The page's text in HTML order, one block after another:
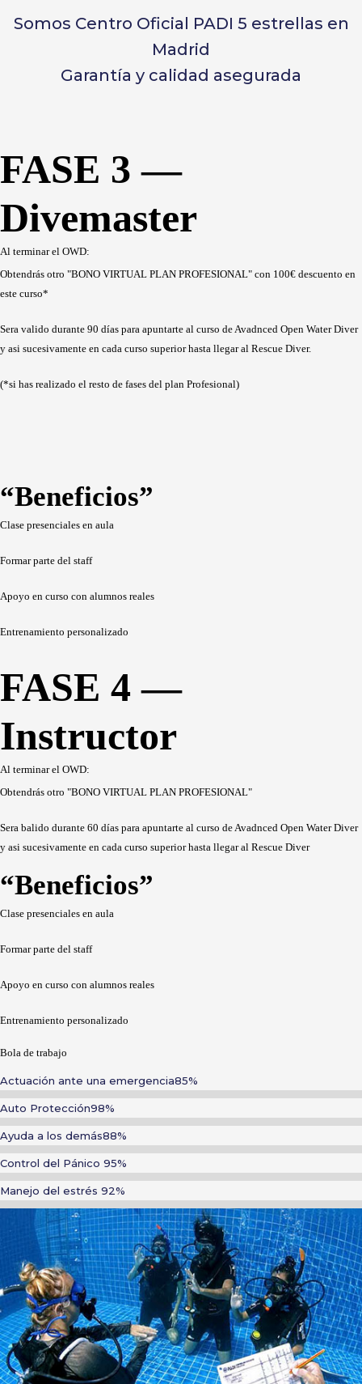
Somos Centro Oficial PADI 5 estrellas en
Madrid
Garantía y calidad asegurada
FASE 3 —
Divemaster
Al terminar el OWD:
Obtendrás otro "BONO VIRTUAL PLAN PROFESIONAL" con 100€ descuento en
este curso*
Sera valido durante 90 días para apuntarte al curso de Avadnced Open Water Diver
y asi sucesivamente en cada curso superior hasta llegar al Rescue Diver.
(*si has realizado el resto de fases del plan Profesional)
“Beneficios”
Clase presenciales en aula
Formar parte del staff
Apoyo en curso con alumnos reales
Entrenamiento personalizado
FASE 4 —
Instructor
Al terminar el OWD:
Obtendrás otro "BONO VIRTUAL PLAN PROFESIONAL"
Sera balido durante 60 días para apuntarte al curso de Avadnced Open Water Diver
y asi sucesivamente en cada curso superior hasta llegar al Rescue Diver
“Beneficios”
Clase presenciales en aula
Formar parte del staff
Apoyo en curso con alumnos reales
Entrenamiento personalizado
Bola de trabajo
Actuación ante una emergencia85%
Auto Protección98%
Ayuda a los demás88%
Control del Pánico 95%
Manejo del estrés 92%